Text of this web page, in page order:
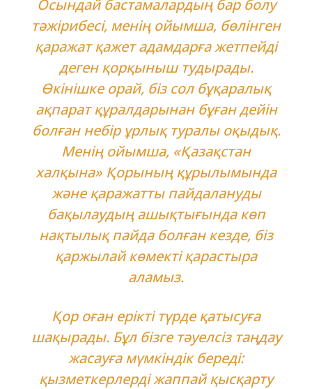
Осындай бастамалардың бар болу
тәжірибесі, менің ойымша, бөлінген
қаражат қажет адамдарға жетпейді
деген қорқыныш тудырады.
Өкінішке орай, біз сол бұқаралық
ақпарат құралдарынан бұған дейін
болған небір ұрлық туралы оқыдық.
Менің ойымша, «Қазақстан
халқына» Қорының құрылымында
және қаражатты пайдалануды
бақылаудың ашықтығында көп
нақтылық пайда болған кезде, біз
қаржылай көмекті қарастыра
аламыз.
Қор оған ерікті түрде қатысуға
шақырады. Бұл бізге тәуелсіз таңдау
жасауға мүмкіндік береді:
қызметкерлерді жаппай қысқарту